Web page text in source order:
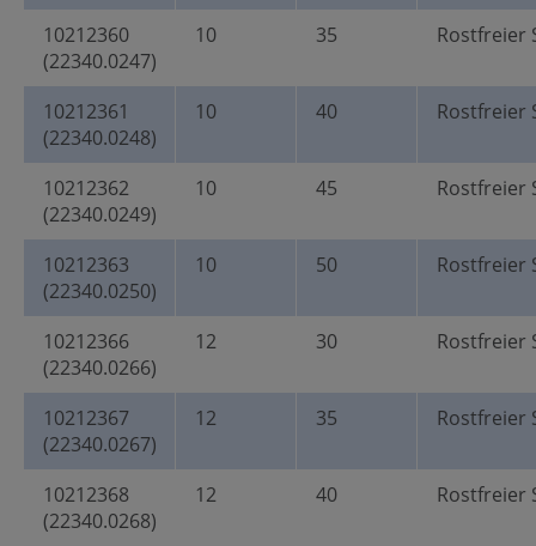
10212360
(22340.0247)
10 35 Rostfreier
10212361
(22340.0248)
10 40 Rostfreier
10212362
(22340.0249)
10 45 Rostfreier
10212363
(22340.0250)
10 50 Rostfreier
10212366
(22340.0266)
12 30 Rostfreier
10212367
(22340.0267)
12 35 Rostfreier
10212368
(22340.0268)
12 40 Rostfreier